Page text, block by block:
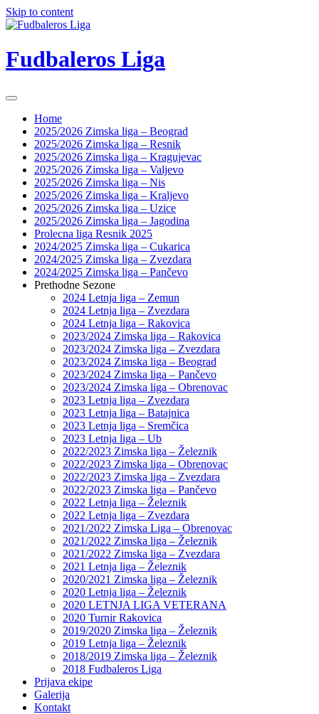
Skip to content
Fudbaleros Liga
Home
2025/2026 Zimska liga – Beograd
2025/2026 Zimska liga – Resnik
2025/2026 Zimska liga – Kragujevac
2025/2026 Zimska liga – Valjevo
2025/2026 Zimska liga – Nis
2025/2026 Zimska liga – Kraljevo
2025/2026 Zimska liga – Uzice
2025/2026 Zimska liga – Jagodina
Prolecna liga Resnik 2025
2024/2025 Zimska liga – Cukarica
2024/2025 Zimska liga – Zvezdara
2024/2025 Zimska liga – Pančevo
Prethodne Sezone
2024 Letnja liga – Zemun
2024 Letnja liga – Zvezdara
2024 Letnja liga – Rakovica
2023/2024 Zimska liga – Rakovica
2023/2024 Zimska liga – Zvezdara
2023/2024 Zimska liga – Beograd
2023/2024 Zimska liga – Pančevo
2023/2024 Zimska liga – Obrenovac
2023 Letnja liga – Zvezdara
2023 Letnja liga – Batajnica
2023 Letnja liga – Sremčica
2023 Letnja liga – Ub
2022/2023 Zimska liga – Železnik
2022/2023 Zimska liga – Obrenovac
2022/2023 Zimska liga – Zvezdara
2022/2023 Zimska liga – Pančevo
2022 Letnja liga – Železnik
2022 Letnja liga – Zvezdara
2021/2022 Zimska Liga – Obrenovac
2021/2022 Zimska liga – Železnik
2021/2022 Zimska liga – Zvezdara
2021 Letnja liga – Železnik
2020/2021 Zimska liga – Železnik
2020 Letnja liga – Železnik
2020 LETNJA LIGA VETERANA
2020 Turnir Rakovica
2019/2020 Zimska liga – Železnik
2019 Letnja liga – Železnik
2018/2019 Zimska liga – Železnik
2018 Fudbaleros Liga
Prijava ekipe
Galerija
Kontakt